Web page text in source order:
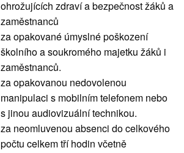
ohrožujících zdraví a bezpečnost žáků a
zaměstnanců
za opakované úmyslné poškození
školního a soukromého majetku žáků i
zaměstnanců.
za opakovanou nedovolenou
manipulaci s mobilním telefonem nebo
s jinou audiovizuální technikou.
za neomluvenou absenci do celkového
počtu celkem tří hodin včetně